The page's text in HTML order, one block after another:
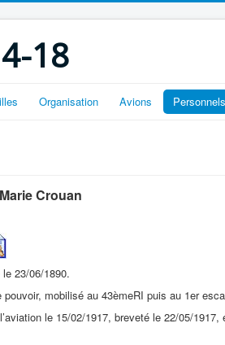
18
Organisation Avions Personnels
Crouan
23/06/1890.
pouvoir, mobilisé au 43èmeRI puis au 1er
le 15/02/1917, breveté le 22/05/